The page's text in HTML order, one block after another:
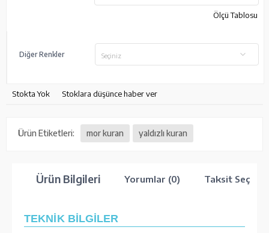
Ölçü Tablosu
Diğer Renkler Seçiniz
Stokta Yok Stoklara düşünce haber ver
Ürün Etiketleri: mor kuran yaldızlı kuran
Ürün Bilgileri Yorumlar (0) Taksit
TEKNİK BİLGİLER